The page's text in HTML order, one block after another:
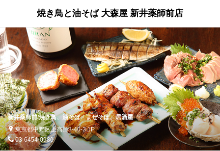
焼き鳥と油そば 大森屋 新井薬師前店
新井薬師前/焼き鳥、油そば・まぜそば、居酒屋
東京都中野区上高田3-40-3 1F
03-6454-0980